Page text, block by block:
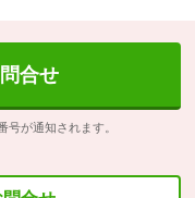
合せ
号が通知されます。